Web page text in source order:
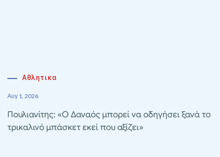
Αθλητικα
Αυγ 1, 2026
Πουλιανίτης: «Ο Δαναός μπορεί να οδηγήσει ξανά το
τρικαλινό μπάσκετ εκεί που αξίζει»